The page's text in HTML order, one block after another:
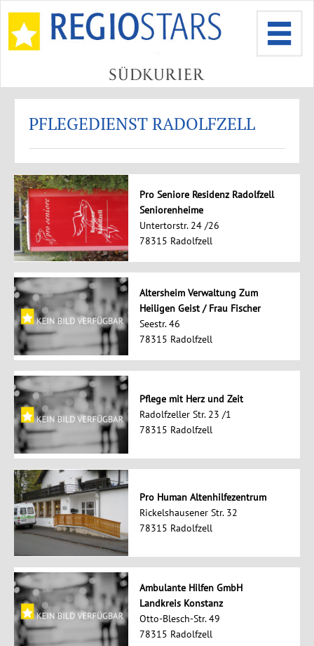
PFLEGEDIENST RADOLFZELL
Pro Seniore Residenz Radolfzell
Seniorenheime
Untertorstr. 24 /26
78315 Radolfzell
Altersheim Verwaltung Zum
Heiligen Geist / Frau Fischer
Seestr. 46
78315 Radolfzell
Pflege mit Herz und Zeit
Radolfzeller Str. 23 /1
78315 Radolfzell
Pro Human Altenhilfezentrum
Rickelshausener Str. 32
78315 Radolfzell
Ambulante Hilfen GmbH
Landkreis Konstanz
Otto-Blesch-Str. 49
78315 Radolfzell